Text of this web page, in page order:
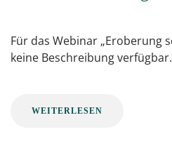
Für das Webinar „Eroberung
keine Beschreibung verfügbar.
WEITERLESEN